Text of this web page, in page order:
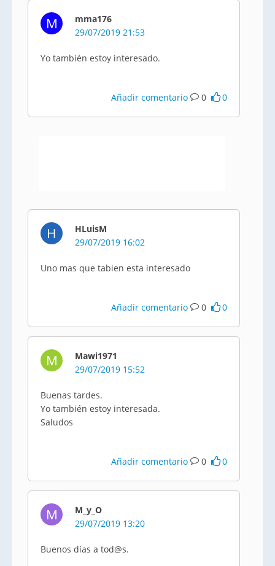
M
mma176
29/07/2019 21:53
Yo también estoy interesado.
Añadir comentario 0 0
H
HLuisM
29/07/2019 16:02
Uno mas que tabien esta interesado
Añadir comentario 0 0
M
Mawi1971
29/07/2019 15:52
Buenas tardes.
Yo también estoy interesada.
Saludos
Añadir comentario 0 0
M
M_y_O
29/07/2019 13:20
Buenos días a tod@s.